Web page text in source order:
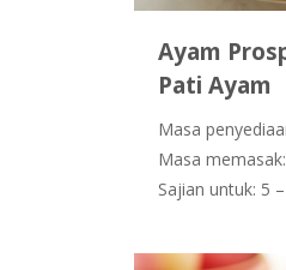
Ayam
Pati Ayam
Masa
Masa
Sajian untuk: 5